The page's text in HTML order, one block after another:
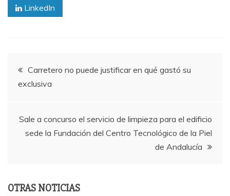
LinkedIn
Navegación
de
entradas
Carretero no puede justificar en qué gastó su
exclusiva
Sale a concurso el servicio de limpieza para el edificio
sede la Fundación del Centro Tecnológico de la Piel
de Andalucía
OTRAS NOTICIAS